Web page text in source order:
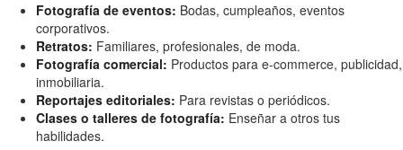
Fotografía de eventos: Bodas, cumpleaños, eventos
corporativos.
Retratos: Familiares, profesionales, de moda.
Fotografía comercial: Productos para e-commerce, publicidad,
inmobiliaria.
Reportajes editoriales: Para revistas o periódicos.
Clases o talleres de fotografía: Enseñar a otros tus
habilidades.